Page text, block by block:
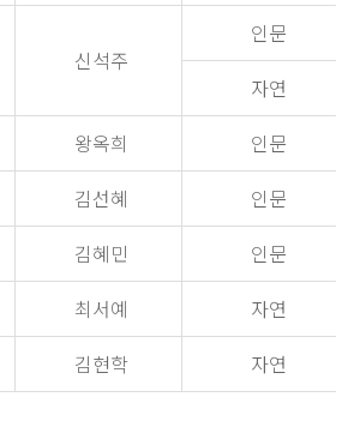
신석주
인문
자연
왕옥희
인문
김선혜
인문
김혜민
인문
최서예
자연
김현학 자연